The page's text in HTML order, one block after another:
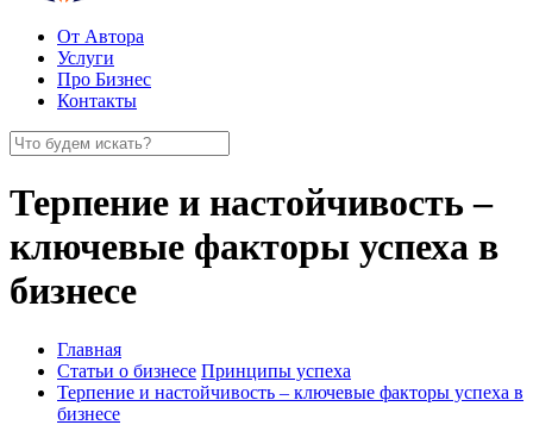
От Автора
Услуги
Про Бизнес
Контакты
Терпение и настойчивость –
ключевые факторы успеха в
бизнесе
Главная
Статьи о бизнесе Принципы успеха
Терпение и настойчивость – ключевые факторы успеха в
бизнесе